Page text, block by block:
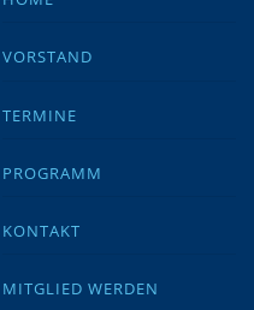
VORSTAND
TERMINE
PROGRAMM
KONTAKT
MITGLIED WERDEN